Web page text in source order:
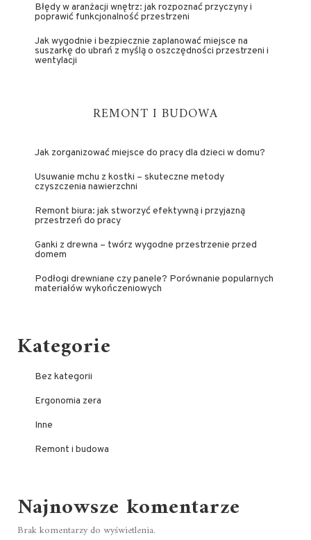
Błędy w aranżacji wnętrz: jak rozpoznać przyczyny i
poprawić funkcjonalność przestrzeni
Jak wygodnie i bezpiecznie zaplanować miejsce na
suszarkę do ubrań z myślą o oszczędności przestrzeni i
wentylacji
REMONT I BUDOWA
Jak zorganizować miejsce do pracy dla dzieci w domu?
Usuwanie mchu z kostki – skuteczne metody
czyszczenia nawierzchni
Remont biura: jak stworzyć efektywną i przyjazną
przestrzeń do pracy
Ganki z drewna – twórz wygodne przestrzenie przed
domem
Podłogi drewniane czy panele? Porównanie popularnych
materiałów wykończeniowych
Kategorie
Bez kategorii
Ergonomia zera
Inne
Remont i budowa
Najnowsze komentarze
Brak komentarzy do wyświetlenia.